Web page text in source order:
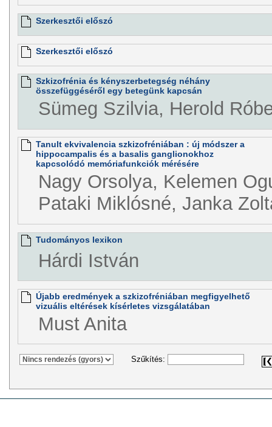
Szerkesztői előszó
Szerkesztői előszó
Szkizofrénia és kényszerbetegség néhány
összefüggéséről egy betegünk kapcsán
Sümeg Szilvia, Herold
Tanult ekvivalencia szkizofréniában : új módszer a
hippocampalis és a basalis ganglionokhoz
kapcsolódó memóriafunkciók mérésére
Nagy Orsolya, Kelemen
Pataki Miklósné, Janka
Tudományos lexikon
Hárdi István
Újabb eredmények a szkizofréniában megfigyelhető
vizuális eltérések kísérletes vizsgálatában
Must Anita
Szűkítés: